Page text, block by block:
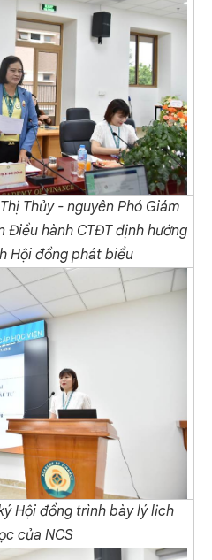
Thủy - nguyên Phó Giám
Điều hành CTĐT định hướng
Hội đồng phát biểu
Hội đồng trình bày lý lịch
của NCS